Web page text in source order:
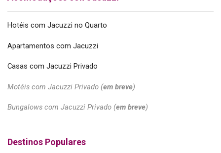
Hotéis com Jacuzzi no Quarto
Apartamentos com Jacuzzi
Casas com Jacuzzi Privado
Motéis com Jacuzzi Privado (em breve)
Bungalows com Jacuzzi Privado (em breve)
Destinos Populares